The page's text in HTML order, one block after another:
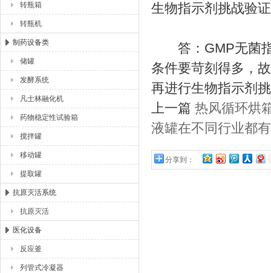
转瓶箱
转瓶机
制药设备类
储罐
发酵系统
凡士林融化机
药物稳定性试验箱
搅拌罐
移动罐
提取罐
抗原灭活系统
抗原灭活
医化设备
反应釜
列管式冷凝器
生物指示剂挑战验
答：GMP无菌指
条件要苛刻得多，
再进行生物指示剂
上一篇 热风循环烘
液罐在不同行业都
分享到：